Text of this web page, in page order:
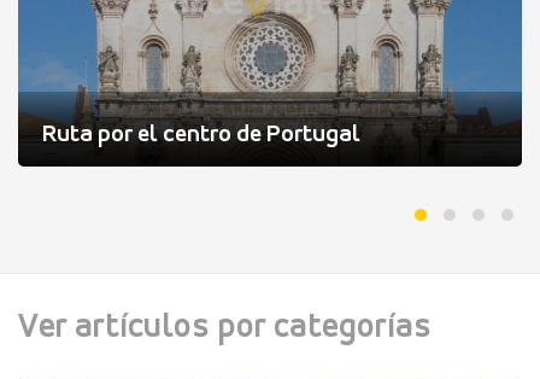
Ruta por el centro de Portugal
Ver artículos por categorías